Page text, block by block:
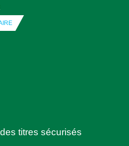
titres sécurisés